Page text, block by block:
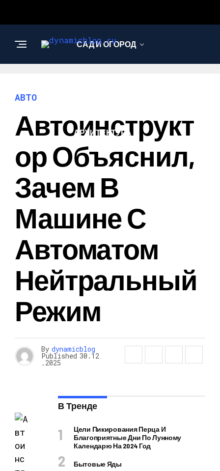
САД И ОГОРОД
АРХИТЕКТУРА И
АВТО
Автоинструкт
Ор Объяснил,
Зачем В
Машине С
Автоматом
Нейтральный
Режим
By dynamicblog
Published 30.12
.2025
В Тренде
Цели Пикирования Перца И
Благоприятные Дни По Лунному
Календарю На 2024 Год
Бытовые Яды